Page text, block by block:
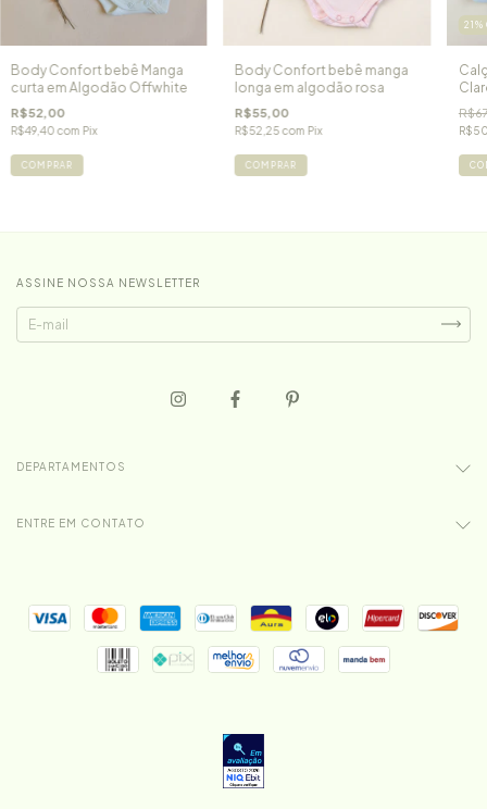
Body Confort bebê Manga
curta em Algodão Offwhite
R$52,00
R$49,40com Pix
COMPRAR
Body Confort bebê manga
longa em algodão rosa
R$55,00
R$52,25com Pix
COMPRAR
21%
ASSINE NOSSA NEWSLETTER
DEPARTAMENTOS
ENTRE EM CONTATO